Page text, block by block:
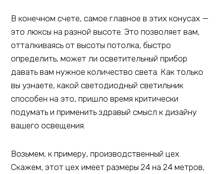
В конечном счете, самое главное в этих конусах —
это люксы на разной высоте. Это позволяет вам,
отталкиваясь от высоты потолка, быстро
определить, может ли осветительный прибор
давать вам нужное количество света. Как только
вы узнаете, какой светодиодный светильник
способен на это, пришло время критически
подумать и применить здравый смысл к дизайну
вашего освещения.
Возьмем, к примеру, производственный цех.
Скажем, этот цех имеет размеры 24 на 24 метров,